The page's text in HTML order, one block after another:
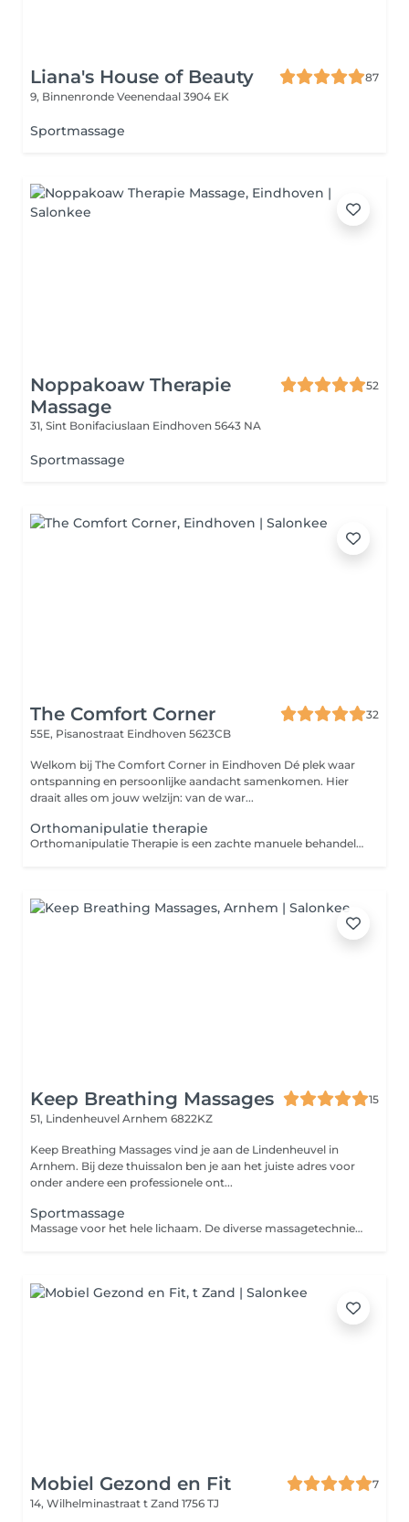
Liana's House of Beauty
87
9, Binnenronde Veenendaal 3904 EK
Sportmassage
Noppakoaw Therapie
Massage
52
31, Sint Bonifaciuslaan Eindhoven 5643 NA
Sportmassage
The Comfort Corner
32
55E, Pisanostraat Eindhoven 5623CB
Welkom bij The Comfort Corner in Eindhoven Dé plek waar
ontspanning en persoonlijke aandacht samenkomen. Hier
draait alles om jouw welzijn: van de war...
Orthomanipulatie therapie
Orthomanipulatie Therapie is een zachte manuele behandelvorm die zich richt op het verbeteren van de stand, mobiliteit en bewegingsvrijheid van het lichaam. De behandeling wordt onder andere ingezet bij scheefstand, blokkades of bewegingsbeperkingen in gewrichten, met speciale aandacht voor de wervelkolom, het bekken, de heupen en de benen. Tijdens de behandeling wordt gebruikgemaakt van zachte mobilisaties, correctietechnieken, stretches en massage. Hierbij wordt gewerkt met de natuurlijke beweging van het lichaam, zodat gewrichten en spieren op een rustige manier kunnen ontspannen en weer beter kunnen functioneren. Het doel van Orthomanipulatie Therapie is om spanning, stijfheid en bewegingsbeperkingen te verminderen, de lichaamshouding te ondersteunen en het herstel van de natuurlijke balans in het lichaam te bevorderen. Deze behandeling kan ondersteuning bieden bij onder andere: - Rugklachten - Nek- en schouderklachten - Heup-, knie- en voetklachten - Bekkenklachten of bekkenscheefstand - Beenlengteverschil door standsverschil - Wervelscheefstand - Hoofdpijn vanuit spanning of houding - Stijfheid en verminderde mobiliteit - Klachten na overbelasting of langdurige spanning Orthomanipulatie Therapie is geschikt voor wie op een zachte, gerichte manier wil werken aan meer bewegingsvrijheid, ontspanning en balans in het lichaam.
Keep Breathing Massages
15
51, Lindenheuvel Arnhem 6822KZ
Keep Breathing Massages vind je aan de Lindenheuvel in
Arnhem. Bij deze thuissalon ben je aan het juiste adres voor
onder andere een professionele ont...
Sportmassage
Massage voor het hele lichaam. De diverse massagetechnieken en intensiteiten zorgen voor een betere doorbloeding in de spieren en activeert de afvoer van afvalstoffen om zo de kans op blessures te verminderen. Een sportmassage kun je voor, tijdens of na een inspanning laten uitvoeren. In overleg wordt de massage speciaal op jouw wensen afgestemd.
Mobiel Gezond en Fit
7
14, Wilhelminastraat t Zand 1756 TJ